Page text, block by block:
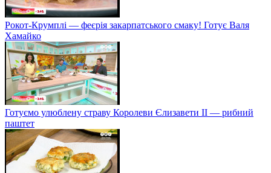
Рокот-Крумплі — феєрія закарпатського смаку! Готує Валя
Хамайко
Готуємо улюблену страву Королеви Єлизавети II — рибний
паштет